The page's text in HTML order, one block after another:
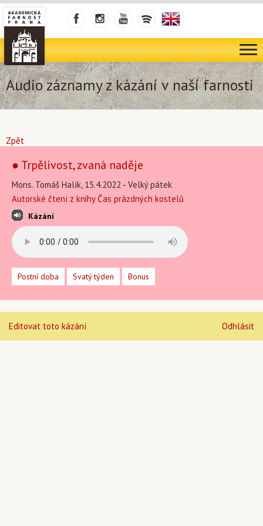
Audio záznamy z kázání v naší farnosti
Zpět
● Trpělivost, zvaná naděje
Mons. Tomáš Halík, 15.4.2022 - Velký pátek
Autorské čtení z knihy Čas prázdných kostelů
Kázání
Postní doba Svatý týden Bonus
Editovat toto kázání Odhlásit